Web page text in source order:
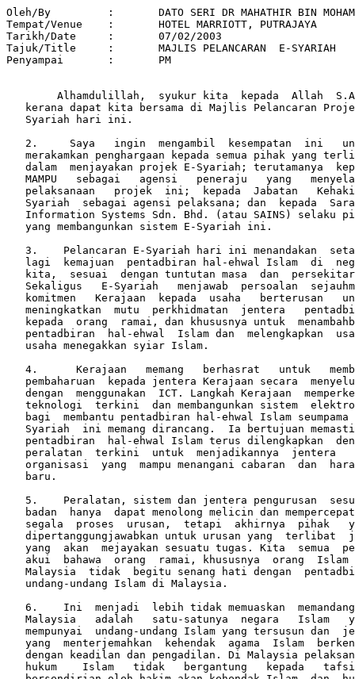
Oleh/By  	:	DATO SERI DR MAHATHIR BIN MOHAMAD
Tempat/Venue	:	HOTEL MARRIOTT, PUTRAJAYA
Tarikh/Date	:	07/02/2003
Tajuk/Title 	:	MAJLIS PELANCARAN  E-SYARIAH	
Penyampai	:  	PM 

 
        Alhamdulillah,  syukur kita  kepada  Allah  S.A.W.
   kerana dapat kita bersama di Majlis Pelancaran Projek E-
   Syariah hari ini.
        
   2.     Saya   ingin  mengambil  kesempatan  ini   untuk
   merakamkan penghargaan kepada semua pihak yang terlibat
   dalam  menjayakan projek E-Syariah; terutamanya  kepada
   MAMPU   sebagai   agensi   peneraju   yang   menyelaras
   pelaksanaan   projek  ini;  kepada  Jabatan   Kehakiman
   Syariah  sebagai agensi pelaksana; dan  kepada  Sarawak
   Information Systems Sdn. Bhd. (atau SAINS) selaku pihak
   yang membangunkan sistem E-Syariah ini.
   
   3.    Pelancaran E-Syariah hari ini menandakan  setapak
   lagi  kemajuan  pentadbiran hal-ehwal Islam  di  negara
   kita,  sesuai  dengan tuntutan masa  dan  persekitaran.
   Sekaligus   E-Syariah   menjawab  persoalan  sejauhmana
   komitmen   Kerajaan  kepada  usaha   berterusan   untuk
   meningkatkan  mutu  perkhidmatan  jentera   pentadbiran
   kepada  orang  ramai, dan khususnya untuk  menambahbaik
   pentadbiran  hal-ehwal  Islam dan  melengkapkan  usaha-
   usaha menegakkan syiar Islam.
   
   4.      Kerajaan   memang   berhasrat   untuk   membawa
   pembaharuan  kepada jentera Kerajaan secara  menyeluruh
   dengan  menggunakan  ICT. Langkah Kerajaan  memperkenal
   teknologi  terkini  dan membangunkan sistem  elektronik
   bagi  membantu pentadbiran hal-ehwal Islam seumpama  E-
   Syariah  ini memang dirancang.  Ia bertujuan memastikan
   pentadbiran  hal-ehwal Islam terus dilengkapkan  dengan
   peralatan  terkini  untuk  menjadikannya  jentera   dan
   organisasi  yang  mampu menangani cabaran  dan  harapan
   baru.
   
   5.    Peralatan, sistem dan jentera pengurusan  sesuatu
   badan  hanya  dapat menolong melicin dan mempercepatkan
   segala  proses  urusan,  tetapi  akhirnya  pihak   yang
   dipertanggungjawabkan untuk urusan yang  terlibat  juga
   yang  akan  mejayakan sesuatu tugas. Kita  semua  perlu
   akui  bahawa  orang  ramai, khususnya  orang  Islam  di
   Malaysia  tidak  begitu senang hati dengan  pentadbiran
   undang-undang Islam di Malaysia.
   
   6.    Ini  menjadi  lebih tidak memuaskan  memandangkan
   Malaysia   adalah   satu-satunya  negara   Islam   yang
   mempunyai  undang-undang Islam yang tersusun dan  jelas
   yang  menterjemahkan  kehendak  agama  Islam  berkenaan
   dengan keadilan dan pengadilan. Di Malaysia pelaksanaan
   hukum    Islam   tidak   bergantung   kepada   tafsiran
   bersendirian oleh hakim akan kehendak Islam  dan  hukum
   yang diwajibkan.  Kita pernah mendengar hakim di negara
   Islam  lain yang menghukum wanita yang dipercayai telah
   berzina  dengan hukuman supaya ia dirogol oleh beberapa
   lelaki.  Kita  juga pernah mendengar orang  Islam  yang
   membunuh sendiri adik perempuan kerana berkawan  dengan
   lelaki bukan Islam.
   
   7.   Selain daripada perbuatan dan penghakiman mengikut
   fahaman  sendiri, ini memberi gambaran yang amat  buruk
   terhadap   agama  Islam  dan  orang  Islam.   Ia   juga
   sebenarnya   bukan   daripada   ajaran   agama   Islam.
   Sebenarnya  hukuman yang dibuat oleh pihak  ini  adalah
   bertentangan dengan ajaran Islam, ajaran yang  terdapat
   dalam   Al-Quran  yang  berkali-kali  menuntut  supaya;
   "Apabila kamu menghukum, hukumlah dengan adil".
   
   8.    Hukuman yang dijatuhkan kerapkali berasas  kepada
   amalan  pra-Islam  orang daripada suku-suku  kaum  yang
   jahil. Sepatutnya setelah memeluk Islam mereka gugurkan
   budaya   lama  mereka,  sepertimana  kita  tahu  mereka
   gugurkan  amalan  menanam hidup-hidup  bayi  perempuan.
   Yang   jelas  larangan  Islam  terhadap  membunuh  bayi
   perempuan  ialah  kerana  perbuatan  itu  begitu  zalim
   sekali.  Tentulah amalan-amalan lain yang  juga  zalim,
   seperti   membunuh  adik  perempuan   kerana   kononnya
   memalukan keluarga, adalah tidak diizinkan oleh Islam.
   
   9.    Al-Quran  selain  daripada memberi  panduan  yang
   jelas,   juga   memberi  perumpamaan.  Al-Quran   tidak
   menghitung  satu-persatu kesalahan dan  larangan  dalam
   Islam.  Manusia  Islam  tentulah  dapat  memahami  akan
   ajaran  dan  kehendak Islam dalam perkara-perkara  lain
   yang   tidak   disebut   secara  khusus.   Dalam   soal
   penghakiman,   atau  pengadilan  yang  utama   tentulah
   keadilan. Tidak ada kezaliman yang dituntut oleh Islam.
   Sebab itu dalam Al-Quran disebut berkali-kali, "Apabila
   kamu hukum, hukumlah dengan adil".
   
   10.  Jika ketidakadilan berlaku di kalangan orang Islam
   sebabnya  tentulah  kerana sifat zalim  yang  ada  pada
   mereka  sebagai  manusia. Dalam sejarah Islam  terdapat
   beberapa khalifah yang zalim, raja yang zalim. Di zaman
   ini  pun  kita  dapat  lihat  kezaliman  pemimpin  yang
   beragama Islam. Kezaliman mereka bukanlah kerana ajaran
   Islam.  Kezaliman mereka adalah kerana sebagai  manusia
   mereka bersifat zalim sehingga sanggup melanggar ajaran
   Islam dan undang-undang Islam.
   
   11.   Oleh  kerana ada orang yang beragama  Islam  yang
   sanggup  melakukan  kezaliman dan  menidakkan  keadilan
   kononnya kerana itu adalah ajaran Islam, maka imej yang
   buruk  terpalit  kepada  agama Islam.  Dan  musuh-musuh
   Islam  pun mengambil kesempatan untuk memburuk-burukkan
   lagi  agama  Islam supaya agama suci ini  ditolak  oleh
   orang  bukan  Islam.  Hari ini orang  Islam  dan  agama
   Islam  begitu dihinakan, bukan kerana agama Islam tidak
   baik  tetapi  kerana telatah dan kelakuan  orang  Islam
   yang  tidak  menghiraukan ajaran  Islam  yang  sebenar.
   Mereka  suka  membuat  tafsiran mengikut  kehendak  dan
   kepentingan mereka walaupun imej Islam terjejas.
   
   12.   Mereka  ini suka mendakwa bahawa pandangan  bukan
   Islam  terhadap Islam tidak penting, nasib buruk  orang
   Islam  tidak  perlu  diambilkira asalkan  ajaran  Islam
   dipatuhi.  Mereka ini suka mempamerkan kekerasan  Islam
   kerana  bagi  mereka inilah ajaran Islam. Mereka  lebih
   suka  kepada hukum yang berat seperti memancung  kepala
   atau  memotong  tangan  tanpa  memberi  tekanan  kepada
   tuntutan  Islam  untuk berlaku adil apabila  menghukum.
   Bahawa  semua pengadilan dalam Islam dikehendaki supaya
   diambilkira  situasi  dan  persekitaran  tidak   diberi
   perhatian.
   
   13.    Demikian  pencuri  yang  mencuri  kerana   ianya
   menghadapi   tekanan  hidup  merana  perlu  diringankan
   hukuman terhadap jenayahnya tidak disebut-sebutkan  dan
   diberi  pertimbangan. Yang selalu disebut ialah hukuman
   potong  tangan  seolah-olah Islam  tidak  mengambilkira
   masalah sosial masyarakat sama sekali.
   
   14.   Sebaliknya  yang ditekankan ialah  tentang  tidak
   mengaibkan  seseorang pembesar yang melakukan  jenayah.
   Untuk  ini  ada  orang yang berpengetahuan  agama  yang
   mendakwa  jika pembesar dihadapkan ke mahkamah  syariah
   maka  dapatlah  keaibannya  dilindungi.  Bahawa  dengan
   perlindungan  ini,  mangsanya tidak  mendapat  keadilan
   tidak   mengapa.  Sekali  lagi  ternampak   kesanggupan
   membelakangkan keadilan kerana kepentingan lain, seolah-
   olah  dalam  Islam  keadilan tidak diutamakan,  keaiban
   seseorang adalah lebih utama.
   
   15.   Sesungguhnya agama Islam tidak cacat.  Tidak  ada
   yang  buruk kepada agama Islam. Yang ada ialah  manusia
   yang  zalim  dan  berkepentingan  di  kalangan  mereka.
   Mereka  inilah yang memburukkan imej Islam dalam  soal-
   soal penghakiman dan keadilan.
   
   16.  Di Malaysia kita amat sedar akan kelemahan manusia
   apabila  menghakimkan sesuatu. Sebab itu  undang-undang
   Islam  dikanunkan. Undang-undang lain  juga  dikanunkan
   supaya   tidak  ada  percanggahan  undang-undang   lain
   daripada segi prinsip dan asas undang-undang Islam.
   
   17.   Banyak jenayah yang terdapat di zaman  ini  tidak
   terdapat  di  zaman  nabi dan zaman  keagungan  tamadun
   Islam.  Tetapi  ini  tidak bermakna  perundangan  Islam
   tidak lengkap untuk menangani masalah zaman ini.  Sudah
   cukup  perumpamaan dan contoh yang terdapat  dalam  Al-
   Quran  dan Hadis-Hadis yang sahih.  Jika sukar mendapat
   contoh   dan   perumpamaan  daripada  punca-punca   ini
   sekurang-kurangnya prinsip keadilan dalam undang-undang
   dan  hukum  Islam  mestilah dijadikan  panduan.   Tidak
   mungkin   hukuman   dalam  Islam  tidak   mengambilkira
   keadilan.  Tekanan  akan  pentingnya  keadilan  diulang
   berkali-kali dalam Al-Quran seperti yang terdapat dalam
   ayat-ayat 58 dan 135 dalam Surah An-Nisa, ayat 8  dalam
   Surah Al-Maaidah, ayat 90 dalam Surah An-Nahl dan  ayat
   15 dalam Surah Asy-Syura.
   
   18.  Pendapat  bahawa  walaupun  ternampak  tidak  adil
   tetapi  sebenarnya hukuman itu adil kerana  ia  menurut
   proses  dan  prosedur  Islam  adalah  tidak  munasabah.
   Tidak  boleh ada dalam Islam ketidakadilan yang kononya
   adil.  Demikian menghukum mangsa jenayah dan melepaskan
   penjenayah adalah tidak adil dalam Islam sepertimana ia
   juga  tidak  adil  dalam  apa-apa  undang-undang  lain.
   Pengadilan   bermakna  mencari  keadilan  iaitu   hasil
   daripada  proses  pengadilan ialah keadilan  dan  bukan
   pematuhan kepada proses sehingga berlaku ketidakadilan.
   
   19.  Kita tahu pihak yang terlibat, samada yang menjadi
   mangsa  atau  yang melaku apa yang dituduh oleh  mangsa
   tidak  mungkin mengadili secara adil. Kadangkala kedua-
   dua   pihak  dapat  bertolak  ansur  dan  menyelesaikan
   sesuatu  pertikaian  dengan  cara  rundingan  di   luar
   mahkamah.  Tetapi  dalam  kebanyakan  kes  penyelesaian
   secara ini tidak dapat dicapai. Dalam keadaan ini pihak
   ketiga,  pihak  yang tidak terlibat sama sekali,  tidak
   mempunyai  apa-apa kepentingan perlulah  menjadi  orang
   tengah dan hakim.
   
   20.  Hakim perlu bersifa